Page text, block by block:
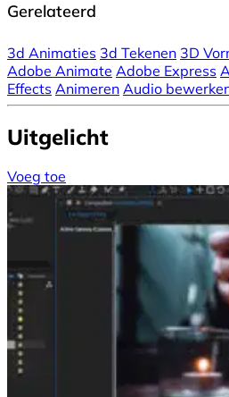
Gerelateerd
3d Animaties 3d Tekenen 3D
Adobe Animate Adobe Express
Effects Animeren Audio
Uitgelicht
Voeg toe